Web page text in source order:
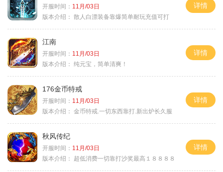
开服时间： 11月/03日
版本介绍： 散人白漂装备靠爆简单耐玩充值可打
详情
江南
开服时间： 11月/03日
版本介绍： 纯元宝，简单清爽！
详情
176金币特戒
开服时间： 11月/03日
版本介绍： 金币特戒.一切东西靠打.新出炉长久服
详情
秋风传纪
开服时间： 11月/03日
版本介绍：
超低消费一切靠打沙奖最高１８８８８
详情